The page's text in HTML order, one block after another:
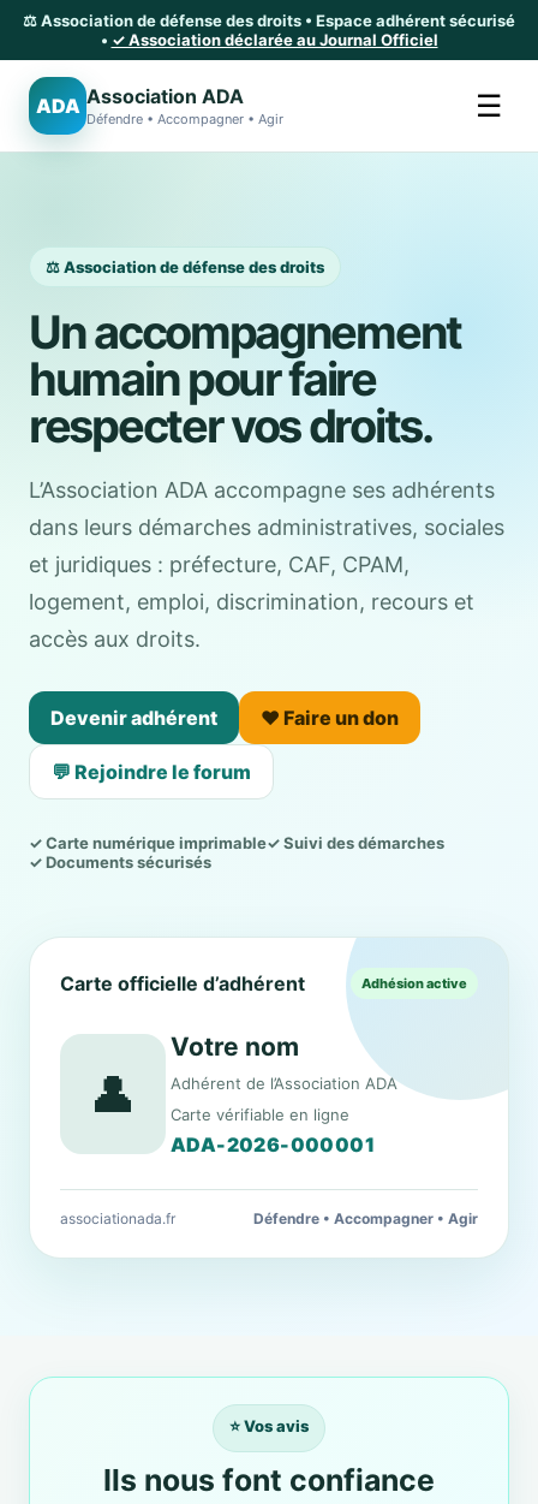
⚖️ Association de défense des droits • Espace adhérent sécurisé
• ✓ Association déclarée au Journal Officiel
ADA Association ADA
Défendre • Accompagner • Agir ☰
⚖️ Association de défense des droits
Un accompagnement
humain pour faire
respecter vos droits.
L’Association ADA accompagne ses adhérents
dans leurs démarches administratives, sociales
et juridiques : préfecture, CAF, CPAM,
logement, emploi, discrimination, recours et
accès aux droits.
Devenir adhérent ❤️ Faire un don
💬 Rejoindre le forum
✓ Carte numérique imprimable✓ Suivi des démarches
✓ Documents sécurisés
Carte officielle d’adhérent Adhésion active
👤
Votre nom
Adhérent de l’Association ADA
Carte vérifiable en ligne
ADA-2026-000001
associationada.fr Défendre • Accompagner • Agir
⭐ Vos avis
Ils nous font confiance